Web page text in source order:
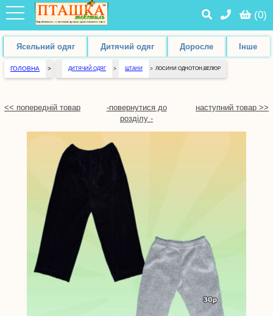
(0)
Ясельний одяг Дитячий одяг Доросле Інше
ГОЛОВНА > ДИТЯЧИЙ ОДЯГ > ШТАНИ > ЛОСИНИ ОДНОТОН,ВЕЛЮР
<< попередній товар
-повернутися до
розділу -
наступний товар >>